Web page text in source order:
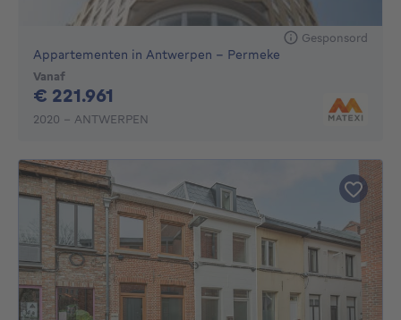
Gesponsord
Appartementen in Antwerpen - Permeke
Vanaf
€ 221.961
2020 - ANTWERPEN